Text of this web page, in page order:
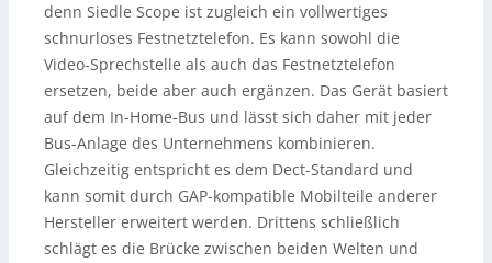
denn Siedle Scope ist zugleich ein vollwertiges
schnurloses Festnetztelefon. Es kann sowohl die
Video-Sprechstelle als auch das Festnetztelefon
ersetzen, beide aber auch ergänzen. Das Gerät basiert
auf dem In-Home-Bus und lässt sich daher mit jeder
Bus-Anlage des Unternehmens kombinieren.
Gleichzeitig entspricht es dem Dect-Standard und
kann somit durch GAP-kompatible Mobilteile anderer
Hersteller erweitert werden. Drittens schließlich
schlägt es die Brücke zwischen beiden Welten und